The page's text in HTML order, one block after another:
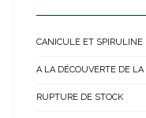
CANICULE ET SPIRULINE
A LA DÉCOUVERTE DE
RUPTURE DE STOCK